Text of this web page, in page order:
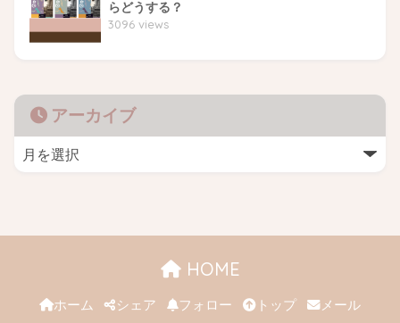
らどうする？
3096 views
アーカイブ
HOME
ホーム シェア フォロー トップ メール